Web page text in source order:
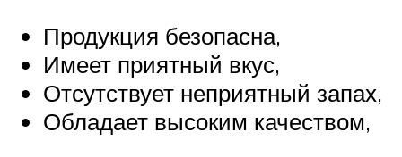
Продукция безопасна,
Имеет приятный вкус,
Отсутствует неприятный запах,
Обладает высоким качеством,